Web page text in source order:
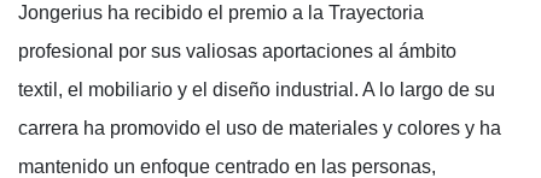
Jongerius ha recibido el premio a la Trayectoria
profesional por sus valiosas aportaciones al ámbito
textil, el mobiliario y el diseño industrial. A lo largo de su
carrera ha promovido el uso de materiales y colores y ha
mantenido un enfoque centrado en las personas,